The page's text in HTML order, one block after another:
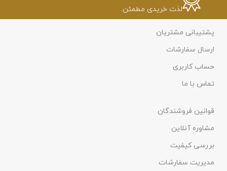
لذت خریدی مطمئن.
پشتیبانی مشتریان
ارسال سفارشات
حساب کاربری
تماس با ما
قوانین فروشندگان
مشاوره آنلاین
بررسی کیفیت
مدیریت سفارشات